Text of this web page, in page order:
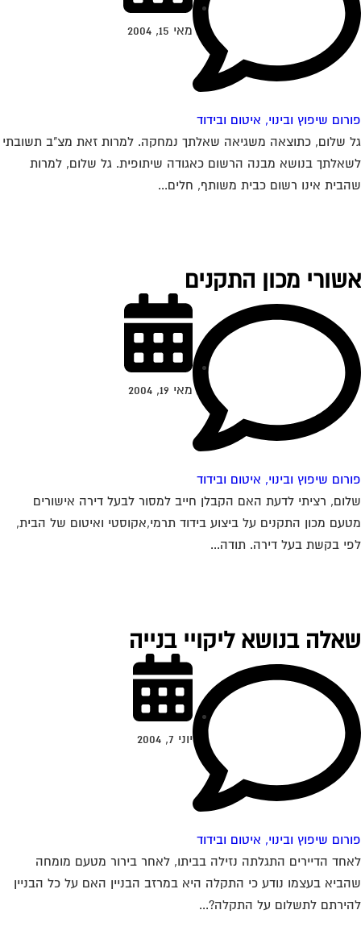
שיפוץ ובינוי, איטום ובידוד
מאי 15, 2004
שלום, כתוצאה משגיאה שאלתך נמחקה. למרות זאת מצ"ב תשובתי
בנושא מבנה הרשום כאגודה שיתופית. גל שלום, למרות
אינו רשום כבית משותף, חלים...
מכון התקנים
שיפוץ ובינוי, איטום ובידוד
מאי 19, 2004
רציתי לדעת האם הקבלן חייב למסור לבעל דירה אישורים
מכון התקנים על ביצוע בידוד תרמי,אקוסטי ואיטום של הבית,
בקשת בעל דירה. תודה...
בנושא ליקויי בנייה
שיפוץ ובינוי, איטום ובידוד
יוני 7, 2004
הדיירים התגלתה נזילה בביתו, לאחר בירור מטעם מומחה
בעצמו נודע כי התקלה היא במרזב הבניין האם על כל הבניין
לתשלום על התקלה?...